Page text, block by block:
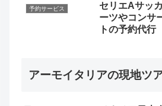
予約サービス
セリエAサッ
ーツやコンサ
トの予約代行
アーモイタリアの現地ツ